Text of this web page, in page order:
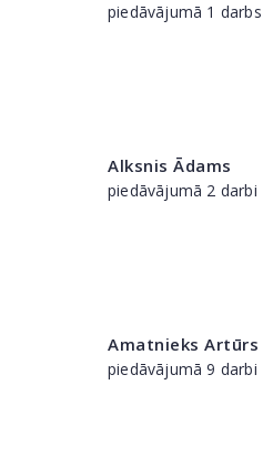
piedāvājumā 1 darbs
Alksnis Ādams
piedāvājumā 2 darbi
Amatnieks Artūrs
piedāvājumā 9 darbi